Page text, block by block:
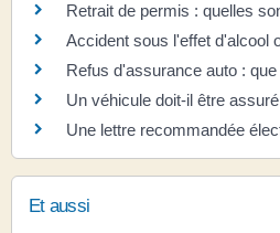
Retrait de permis : quelles
Accident sous l'effet d'alcool
Refus d'assurance auto : que
Un véhicule doit-il être
Une lettre recommandée
Et aussi